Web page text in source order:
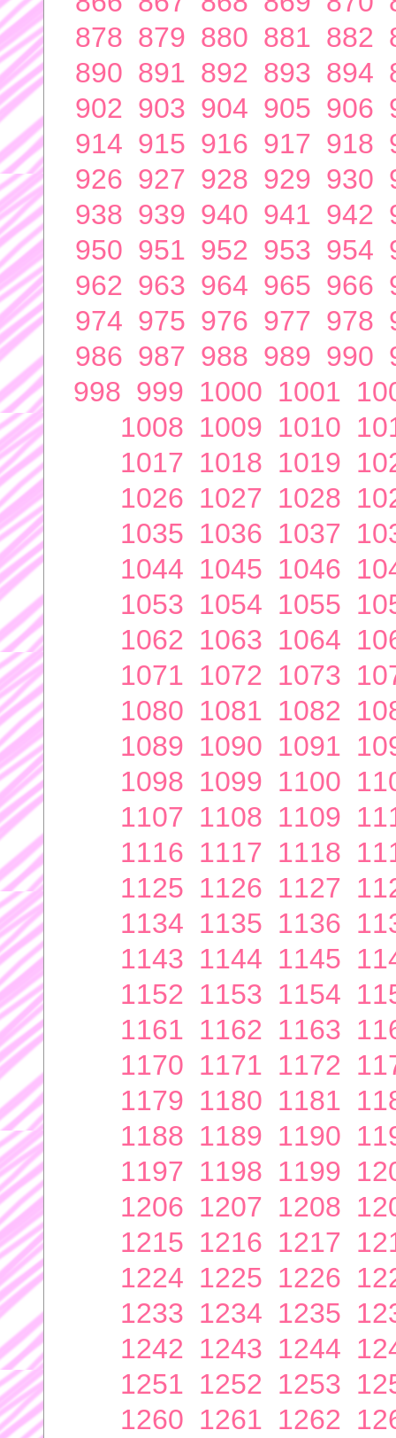
878 879 880 881 882
890 891 892 893 894
902 903 904 905 906
914 915 916 917 918
926 927 928 929 930
938 939 940 941 942
950 951 952 953 954
962 963 964 965 966
974 975 976 977 978
986 987 988 989 990
998 999 1000 1001
1008 1009 1010
1017 1018 1019
1026 1027 1028
1035 1036 1037
1044 1045 1046
1053 1054 1055
1062 1063 1064
1071 1072 1073
1080 1081 1082
1089 1090 1091
1098 1099 1100
1107 1108 1109
1116 1117 1118
1125 1126 1127
1134 1135 1136
1143 1144 1145
1152 1153 1154
1161 1162 1163
1170 1171 1172
1179 1180 1181
1188 1189 1190
1197 1198 1199
1206 1207 1208
1215 1216 1217
1224 1225 1226
1233 1234 1235
1242 1243 1244
1251 1252 1253
1260 1261 1262